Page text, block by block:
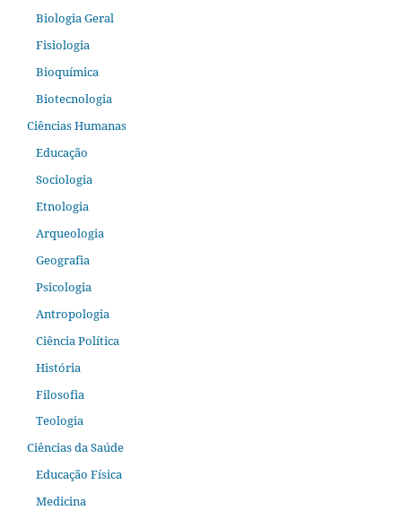
Biologia Geral
Fisiologia
Bioquímica
Biotecnologia
Ciências Humanas
Educação
Sociologia
Etnologia
Arqueologia
Geografia
Psicologia
Antropologia
Ciência Política
História
Filosofia
Teologia
Ciências da Saúde
Educação Física
Medicina